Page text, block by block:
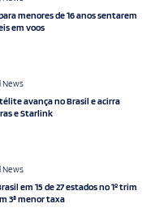
menores de 16 anos sentarem
em voos
News
avança no Brasil e acirra
e Starlink
News
em 15 de 27 estados no 1º trim
3ª menor taxa